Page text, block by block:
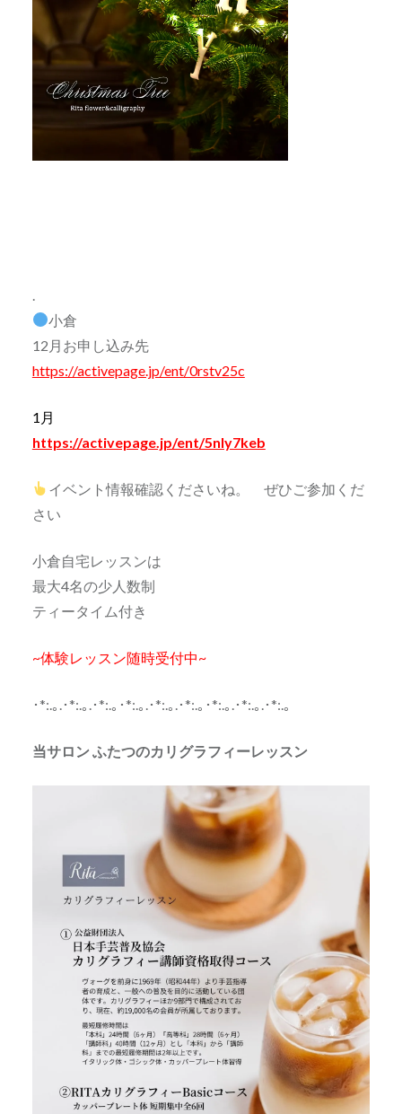
小倉
12月お申し込み先
https://activepage.jp/ent/0rstv25c
1月
https://activepage.jp/ent/5nly7keb
イベント情報確認くださいね。 ぜひご参加くだ
さい
小倉自宅レッスンは
最大4名の少人数制
ティータイム付き
~体験レッスン随時受付中~
･*:.｡.･*:.｡.･*:.｡･*:.｡.･*:.｡.･*:.｡･*:.｡.･*:.｡.･*:.｡
当サロン ふたつのカリグラフィーレッスン